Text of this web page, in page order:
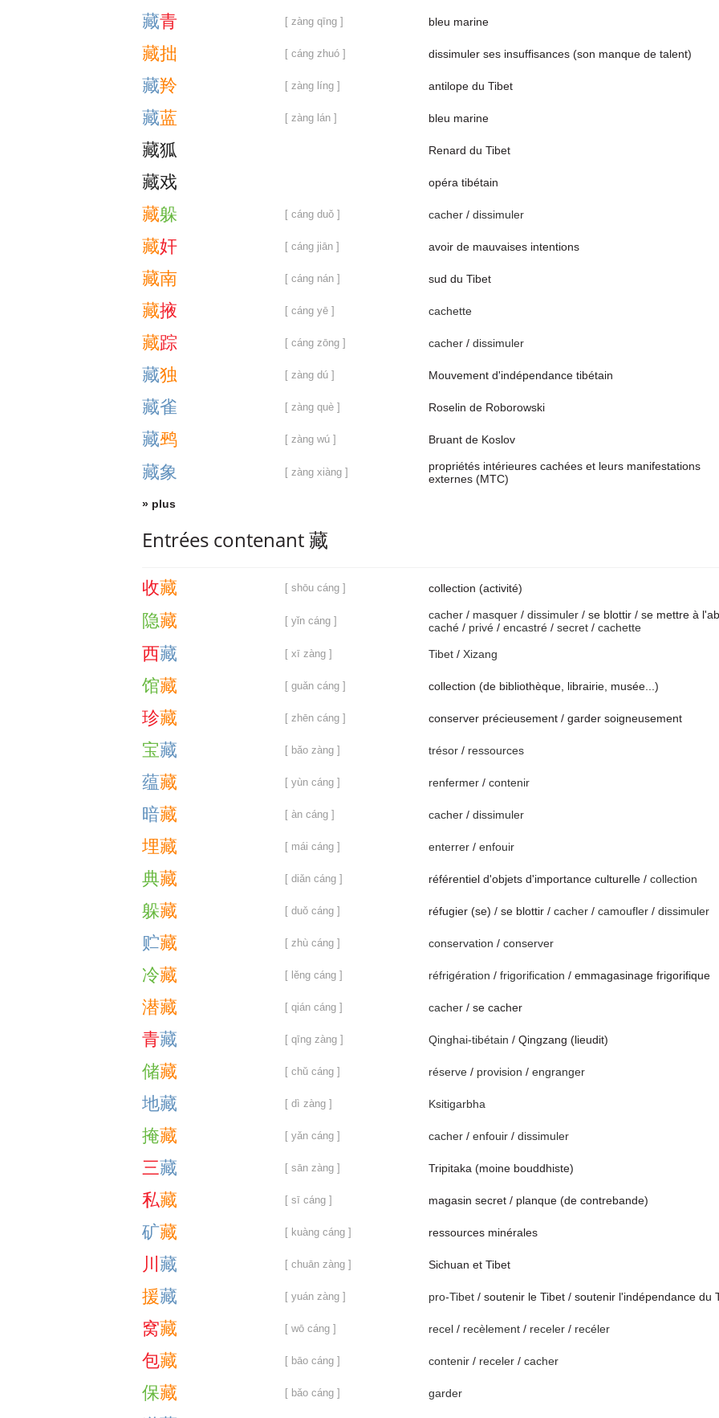
藏青 [ zàng qīng ] bleu marine
藏拙 [ cáng zhuó ] dissimuler ses insuffisances (son manque de talent)
藏羚 [ zàng líng ] antilope du Tibet
藏蓝 [ zàng lán ] bleu marine
藏狐 Renard du Tibet
藏戏 opéra tibétain
藏躲 [ cáng duǒ ] cacher / dissimuler
藏奸 [ cáng jiān ] avoir de mauvaises intentions
藏南 [ cáng nán ] sud du Tibet
藏掖 [ cáng yē ] cachette
藏踪 [ cáng zōng ] cacher / dissimuler
藏独 [ zàng dú ] Mouvement d'indépendance tibétain
藏雀 [ zàng què ] Roselin de Roborowski
藏鹀 [ zàng wú ] Bruant de Koslov
藏象 [ zàng xiàng ]
propriétés intérieures cachées et leurs manifestations
externes (MTC)
» plus
Entrées contenant 藏
收藏 [ shōu cáng ] collection (activité)
隐藏 [ yǐn cáng ] cacher / masquer / dissimuler / se blottir / se mettre à
caché / privé / encastré / secret / cachette
西藏 [ xī zàng ] Tibet / Xizang
馆藏 [ guǎn cáng ] collection (de bibliothèque, librairie, musée...)
珍藏 [ zhēn cáng ] conserver précieusement / garder soigneusement
宝藏 [ bǎo zàng ] trésor / ressources
蕴藏 [ yùn cáng ] renfermer / contenir
暗藏 [ àn cáng ] cacher / dissimuler
埋藏 [ mái cáng ] enterrer / enfouir
典藏 [ diǎn cáng ] référentiel d'objets d'importance culturelle / collection
躲藏 [ duǒ cáng ] réfugier (se) / se blottir / cacher / camoufler / dissimuler
贮藏 [ zhù cáng ] conservation / conserver
冷藏 [ lěng cáng ] réfrigération / frigorification / emmagasinage frigorifique
潜藏 [ qián cáng ] cacher / se cacher
青藏 [ qīng zàng ] Qinghai-tibétain / Qingzang (lieudit)
储藏 [ chǔ cáng ] réserve / provision / engranger
地藏 [ dì zàng ] Ksitigarbha
掩藏 [ yǎn cáng ] cacher / enfouir / dissimuler
三藏 [ sān zàng ] Tripitaka (moine bouddhiste)
私藏 [ sī cáng ] magasin secret / planque (de contrebande)
矿藏 [ kuàng cáng ] ressources minérales
川 藏 [ chuān zàng ] Sichuan et Tibet
援藏 [ yuán zàng ] pro-Tibet / soutenir le Tibet / soutenir l'indépendance du
窝藏 [ wō cáng ] recel / recèlement / receler / recéler
包藏 [ bāo cáng ] contenir / receler / cacher
保藏 [ bǎo cáng ] garder